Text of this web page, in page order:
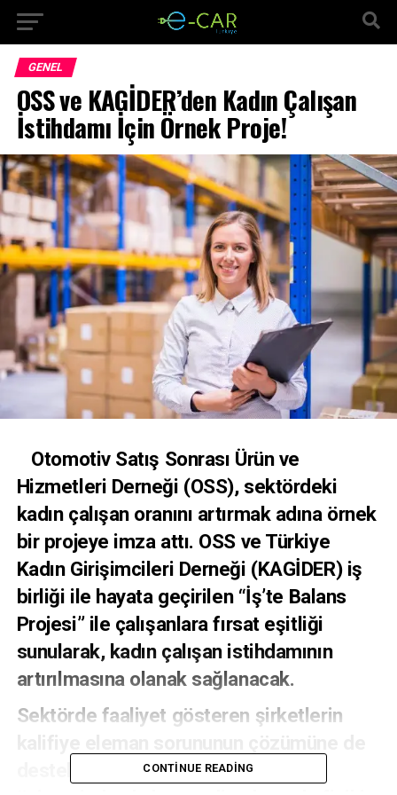
GENEL
OSS ve KAGİDER’den Kadın Çalışan
İstihdamı İçin Örnek Proje!
Otomotiv Satış Sonrası Ürün ve
Hizmetleri Derneği (OSS), sektördeki
kadın çalışan oranını artırmak adına örnek
bir projeye imza attı. OSS ve Türkiye
Kadın Girişimcileri Derneği (KAGİDER)iş
birliği ile hayata geçirilen “İş’te Balans
Projesi” ile çalışanlara fırsat eşitliği
sunularak, kadın çalışan istihdamının
artırılmasına olanak sağlanacak.
Sektörde faaliyet gösteren şirketlerin
destek sunulacak. Proje dahilinde
CONTINUE READING